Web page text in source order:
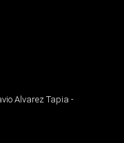
Alvarez Tapia -